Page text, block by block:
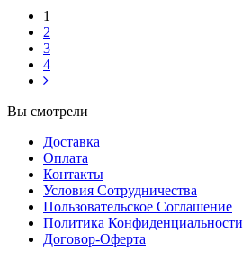
1
2
3
4
Вы смотрели
Доставка
Оплата
Контакты
Условия Сотрудничества
Пользовательское Соглашение
Политика Конфиденциальности
Договор-Оферта